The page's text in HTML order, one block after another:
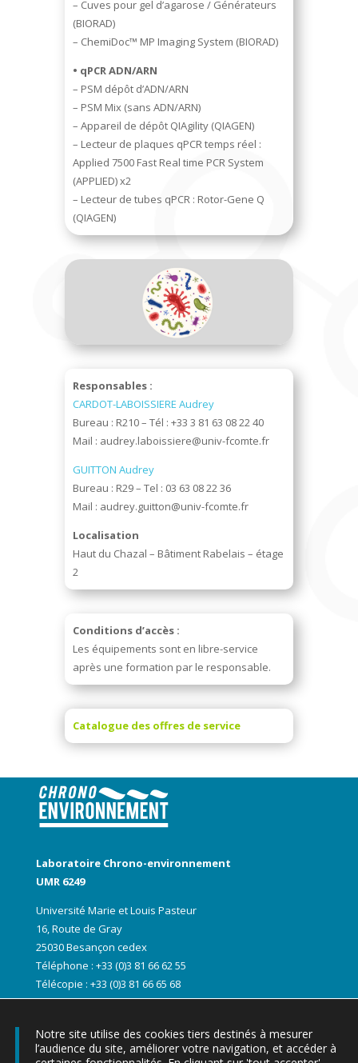
– Cuves pour gel d’agarose / Générateurs
(BIORAD)
– ChemiDoc™ MP Imaging System (BIORAD)
• qPCR ADN/ARN
– PSM dépôt d’ADN/ARN
– PSM Mix (sans ADN/ARN)
– Appareil de dépôt QIAgility (QIAGEN)
– Lecteur de plaques qPCR temps réel :
Applied 7500 Fast Real time PCR System
(APPLIED) x2
– Lecteur de tubes qPCR : Rotor-Gene Q
(QIAGEN)
Responsables :
CARDOT-LABOISSIERE Audrey
Bureau : R210 – Tél : +33 3 81 63 08 22 40
Mail : audrey.laboissiere@univ-fcomte.fr
GUITTON Audrey
Bureau : R29 – Tel : 03 63 08 22 36
Mail : audrey.guitton@univ-fcomte.fr
Localisation
Haut du Chazal – Bâtiment Rabelais – étage
2
Conditions d’accès :
Les équipements sont en libre-service
après une formation par le responsable.
Catalogue des offres de service
Laboratoire Chrono-environnement
UMR 6249
Université Marie et Louis Pasteur
16, Route de Gray
25030 Besançon cedex
Téléphone : +33 (0)3 81 66 62 55
Télécopie : +33 (0)3 81 66 65 68
Notre site utilise des cookies tiers destinés à mesurer
l’audience du site, améliorer votre navigation, et accéder à